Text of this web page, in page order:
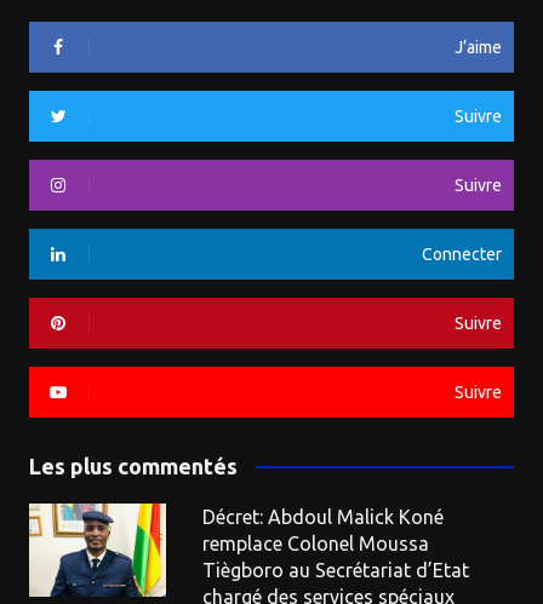
J’aime
Suivre
Suivre
Connecter
Suivre
Suivre
Les plus commentés
Décret: Abdoul Malick Koné
remplace Colonel Moussa
Tiègboro au Secrétariat d’Etat
chargé des services spéciaux